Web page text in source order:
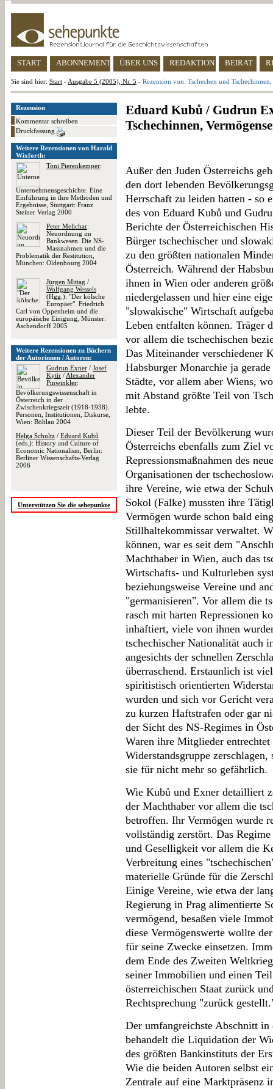
START ABONNEMENT ÜBER UNS REDAKTION BEIRAT
Sie sind hier: Start - Ausgabe 5 (2005), Nr. 5 - Rezension von: Tschechen und
Rezension
Kommentar schreiben
Druckfassung
Weitere Rezensionen von Harald
Wixforth:
Toni Pierenkemper:
Unternehmensgeschichte. Eine
Einführung in ihre Methoden und
Ergebnisse, Stuttgart: Franz
Steiner Verlag 2000
Peter Melichar:
Neuordnung im
Bankwesen. Die NS-
Massnahmen und die
Problematik der Restitution,
München: Oldenbourg 2004
Jürgen Mittag /
Wolfgang Wessels
(Hgg.): "Der kölsche
Europäer". Friedrich
Carl von Oppenheim und die
europäische Einigung, Münster:
Aschendorff 2005
Weitere Rezensionen zu Büchern
der Autorinnen / Autoren:
Gudrun Exner / Josef
Kytir / Alexander
Pinwinkler:
Bevölkerungswissenschaft in
Österreich in der
Zwischenkriegszeit (1918-1938).
Personen, Institutionen, Diskurse,
Wien: Böhlau 2004
Helga Schultz / Eduard Kubů
(eds.): History and Culture of
Economic Nationalism, Berlin:
Berliner Wissenschafts-Verlag
2006
Unterstützen Sie die sehepunkte
Eduard Kubů / Gudrun
Tschechinnen,
Außer den Juden Österreichs
den dort lebenden
Herrschaft zu leiden hatten - so
des von Eduard Kubů und
Berichte der Österreichischen
Bürger tschechischer und
zu den größten nationalen
Österreich. Während der
ihnen in Wien oder anderen
niedergelassen und hier eine
"slowakische" Wirtschaft
Leben entfalten können. Träger
vor allem die tschechischen
Das Miteinander verschiedener
Habsburger Monarchie ja
Städte, vor allem aber Wiens,
mit Abstand größte Teil von
lebte.
Dieser Teil der Bevölkerung
Österreichs ebenfalls zum Ziel
Repressionsmaßnahmen des
Organisationen der
ihre Vereine, wie etwa der
Sokol (Falke) mussten ihre
Vermögen wurde schon bald
Stillhaltekommissar verwaltet.
können, war es seit dem
Machthaber in Wien, auch das
Wirtschafts- und Kulturleben
beziehungsweise Vereine und
"germanisieren". Vor allem die
rasch mit harten Repressionen
inhaftiert, viele von ihnen
tschechischer Nationalität auch
angesichts der schnellen
überraschend. Erstaunlich ist
spiritistisch orientierten
wurden und sich vor Gericht
zu kurzen Haftstrafen oder gar
der Sicht des NS-Regimes in
Waren ihre Mitglieder
Widerstandsgruppe
sie für nicht mehr so gefährlich.
Wie Kubů und Exner detailliert
der Machthaber vor allem die
betroffen. Ihr Vermögen wurde
vollständig zerstört. Das
und Geselligkeit vor allem die
Verbreitung eines
materielle Gründe für die
Einige Vereine, wie etwa der
Regierung in Prag alimentierte
vermögend, besaßen viele
diese Vermögenswerte wollte
für seine Zwecke einsetzen.
dem Ende des Zweiten
seiner Immobilien und einen
österreichischen Staat zurück
Rechtsprechung "zurück
Der umfangreichste Abschnitt
behandelt die Liquidation der
des größten Bankinstituts der
Wie die beiden Autoren selbst
Zentrale auf eine Marktpräsenz